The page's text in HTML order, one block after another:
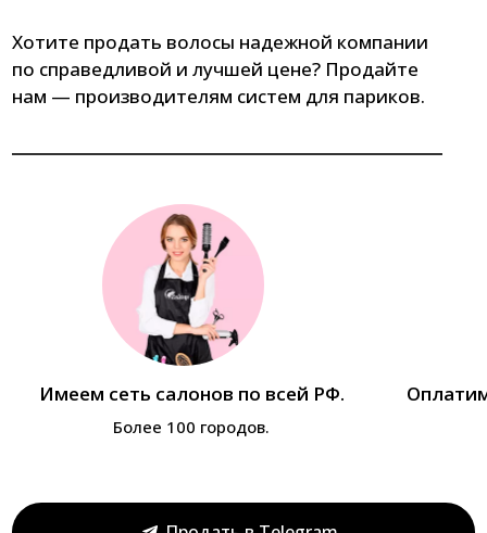
Хотите продать волосы надежной компании
по справедливой и лучшей цене? Продайте
нам — производителям систем для париков.
Имеем сеть салонов по всей РФ.
Более 100 городов.